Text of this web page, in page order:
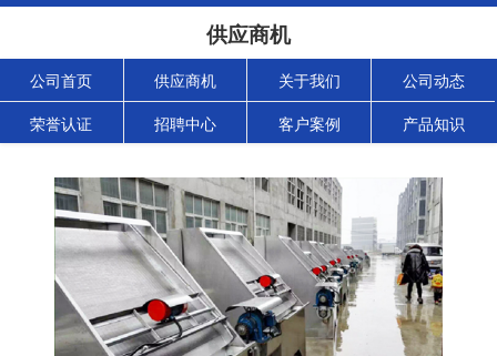
供应商机
公司首页 供应商机 关于我们 公司动态
荣誉认证 招聘中心 客户案例 产品知识